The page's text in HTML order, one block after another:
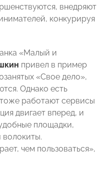
внедряют
конкурируя
«Малый и
привел в пример
«Свое дело»,
Однако есть
работают сервисы
двигает вперед, и
площадки,
чем пользоваться»,